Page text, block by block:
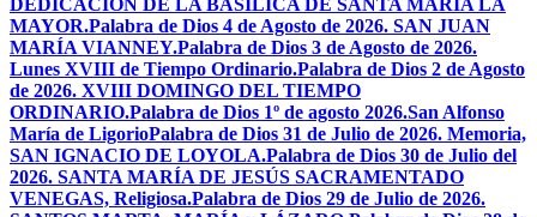
DEDICACIÓN DE LA BASÍLICA DE SANTA MARÍA LA
MAYOR.Palabra de Dios 4 de Agosto de 2026. SAN JUAN
MARÍA VIANNEY.Palabra de Dios 3 de Agosto de 2026.
Lunes XVIII de Tiempo Ordinario.Palabra de Dios 2 de Agosto
de 2026. XVIII DOMINGO DEL TIEMPO
ORDINARIO.Palabra de Dios 1º de agosto 2026.San Alfonso
María de LigorioPalabra de Dios 31 de Julio de 2026. Memoria,
SAN IGNACIO DE LOYOLA.Palabra de Dios 30 de Julio del
2026. SANTA MARÍA DE JESÚS SACRAMENTADO
VENEGAS, Religiosa.Palabra de Dios 29 de Julio de 2026.